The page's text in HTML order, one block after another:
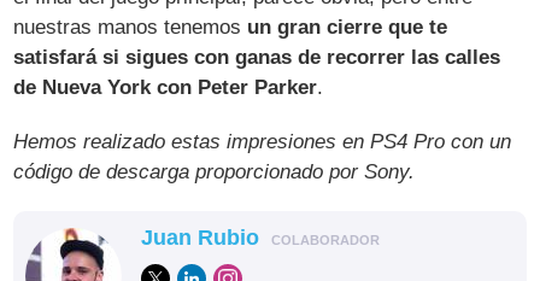
nuestras manos tenemos un gran cierre que te
satisfará si sigues con ganas de recorrer las calles
de Nueva York con Peter Parker.
Hemos realizado estas impresiones en PS4 Pro con un
código de descarga proporcionado por Sony.
Juan Rubio COLABORADOR